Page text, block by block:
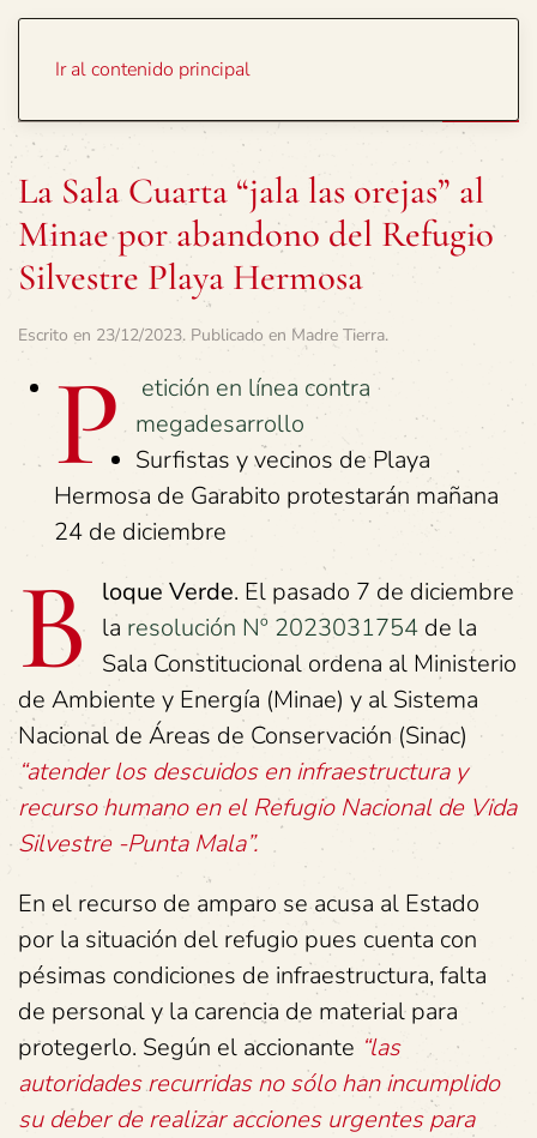
Ir al contenido principal
La Sala Cuarta “jala las orejas” al
Minae por abandono del Refugio
Silvestre Playa Hermosa
Escrito en 23/12/2023. Publicado en Madre Tierra.
P
etición en línea contra
megadesarrollo
Surfistas y vecinos de Playa
Hermosa de Garabito protestarán mañana
24 de diciembre
B loque Verde. El pasado 7 de diciembre
la resolución Nº 2023031754 de la
Sala Constitucional ordena al Ministerio
de Ambiente y Energía (Minae) y al Sistema
Nacional de Áreas de Conservación (Sinac)
“atender los descuidos en infraestructura y
recurso humano en el Refugio Nacional de Vida
Silvestre -Punta Mala”.
En el recurso de amparo se acusa al Estado
por la situación del refugio pues cuenta con
pésimas condiciones de infraestructura, falta
de personal y la carencia de material para
protegerlo. Según el accionante “las
autoridades recurridas no sólo han incumplido
su deber de realizar acciones urgentes para